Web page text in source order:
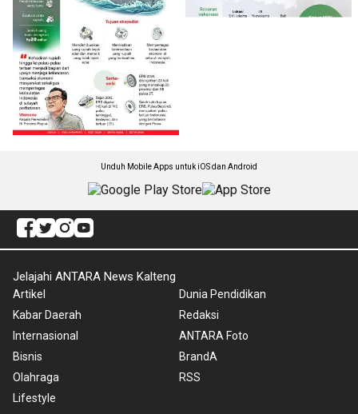
Unduh Mobile Apps untuk iOS dan Android
Jelajahi ANTARA News Kalteng
Artikel
Kabar Daerah
Internasional
Bisnis
Olahraga
Lifestyle
Dunia Pendidikan
Redaksi
ANTARA Foto
BrandA
RSS